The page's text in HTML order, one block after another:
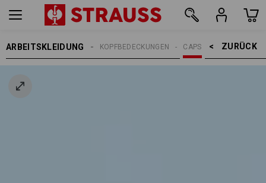
ARBEITSKLEIDUNG ZURÜCK    >
CAPS
KOPFBEDECKUNGEN
ACCESSOIRES